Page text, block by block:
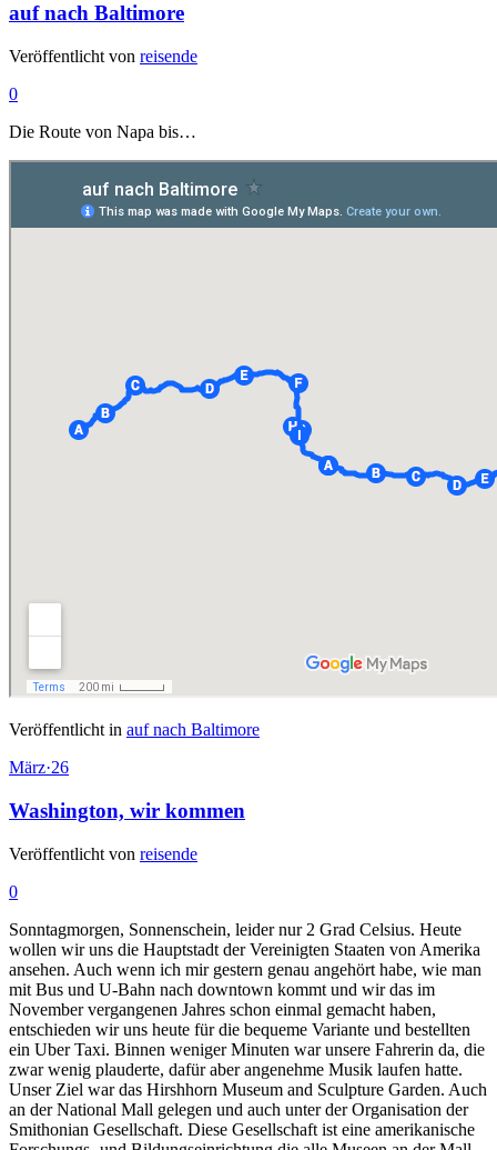
auf nach Baltimore
Veröffentlicht von reisende
0
Die Route von Napa bis…
Veröffentlicht in auf nach Baltimore
März·26
Washington, wir kommen
Veröffentlicht von reisende
0
Sonntagmorgen, Sonnenschein, leider nur 2 Grad Celsius. Heute
wollen wir uns die Hauptstadt der Vereinigten Staaten von Amerika
ansehen. Auch wenn ich mir gestern genau angehört habe, wie man
mit Bus und U-Bahn nach downtown kommt und wir das im
November vergangenen Jahres schon einmal gemacht haben,
entschieden wir uns heute für die bequeme Variante und bestellten
ein Uber Taxi. Binnen weniger Minuten war unsere Fahrerin da, die
zwar wenig plauderte, dafür aber angenehme Musik laufen hatte.
Unser Ziel war das Hirshhorn Museum and Sculpture Garden. Auch
an der National Mall gelegen und auch unter der Organisation der
Smithonian Gesellschaft. Diese Gesellschaft ist eine amerikanische